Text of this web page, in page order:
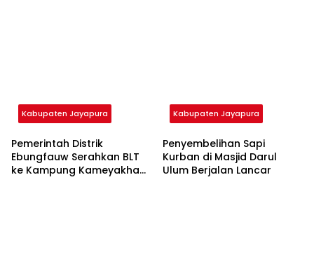
Kabupaten Jayapura
Pemerintah Distrik
Ebungfauw Serahkan BLT
ke Kampung Kameyakha
Kabupaten Jayapura
Penyembelihan Sapi
Kurban di Masjid Darul
Ulum Berjalan Lancar